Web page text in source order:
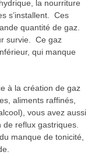
la nourriture
s’installent. Ces
quantité de gaz.
survie. Ce gaz
qui manque
à la création de gaz
aliments raffinés,
vous avez aussi
de reflux gastriques.
manque de tonicité,